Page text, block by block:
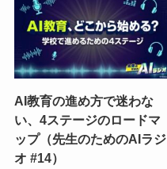
AI教育の進め方で迷わな
い、4ステージのロードマ
ップ（先生のためのAIラジ
オ #14）